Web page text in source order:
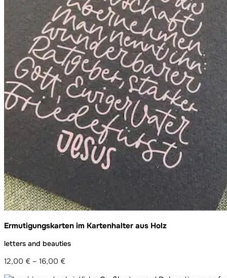
Ermutigungskarten im Kartenhalter aus Holz
letters and beauties
12,00 € – 16,00 €